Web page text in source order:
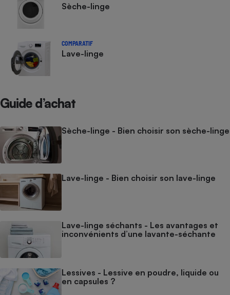
Sèche-linge
COMPARATIF
Lave-linge
Guide d’achat
Sèche-linge - Bien choisir son sèche-linge
Lave-linge - Bien choisir son lave-linge
Lave-linge séchants - Les avantages et
inconvénients d’une lavante-séchante
Lessives - Lessive en poudre, liquide ou
en capsules ?